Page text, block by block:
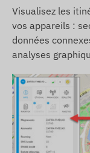
Visualisez les
vos appareils :
données
analyses